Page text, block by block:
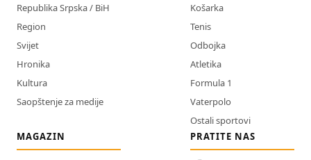
Republika Srpska / BiH
Region
Svijet
Hronika
Kultura
Saopštenje za medije
Košarka
Tenis
Odbojka
Atletika
Formula 1
Vaterpolo
Ostali sportovi
MAGAZIN
PRATITE NAS